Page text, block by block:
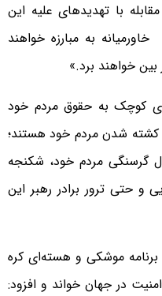
با تهدیدهای علیه این
به مبارزه خواهند
خواهند برد.»
کوچک به حقوق مردم خود
کشته شدن مردم خود هستند؛
گرسنگی مردم خود، شکنجه
و حتی ترور برادر رهبر این
برنامه موشکی و هسته‌ای کره
در جهان خواند و افزود: